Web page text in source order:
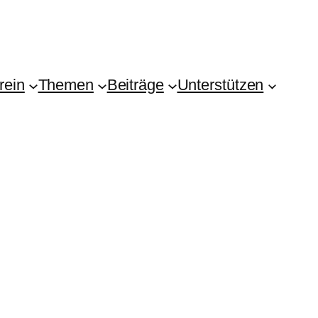
Themen Beiträge Unterstützen